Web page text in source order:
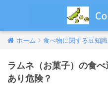
ホーム 食べ物に関する豆知識
ラムネ（お菓子）の食
あり危険？